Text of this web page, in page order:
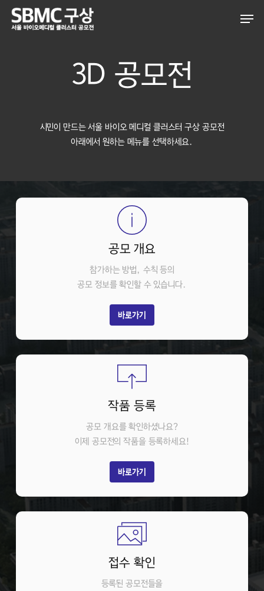
Skip
3D 공모전
시민이 만드는 서울 바이오 메디컬 클러스터 구상 공모전
아래에서 원하는 메뉴를 선택하세요.
공모 개요
참가하는 방법, 수칙 등의
공모 정보를 확인할 수 있습니다.
바로가기
작품 등록
공모 개요를 확인하셨나요?
이제 공모전의 작품을 등록하세요!
바로가기
접수 확인
등록된 공모전들을